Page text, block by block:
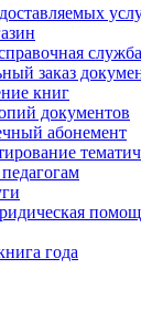
служба
заказ
книг
документов
абонемент
года